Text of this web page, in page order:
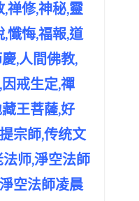
,禅修,神秘,靈
,懺悔,福報,道
,人間佛教,
戒生定,禪
王菩薩,好
宗師,传统文
师,淨空法師
空法師凌晨